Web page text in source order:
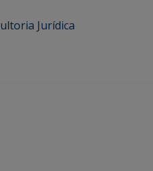
Jurídica